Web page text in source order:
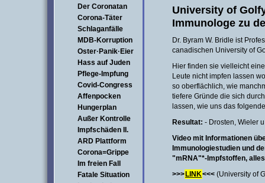
Der Coronatan
Corona-Täter
Schlaganfälle
MDB-Korruption
Oster·Panik·Eier
Hass auf Juden
Pflege-Impfung
Covid-Congress
Affenpocken
Hungerplan
Außer Kontrolle
Impfschäden II.
ARD Plattform
Corona=Grippe
Im freien Fall
Fatale Situation
University of
Immunologe zu
Dr. Byram W. Bridle ist
canadischen University of
Hier finden sie vielleicht
Leute nicht impfen lassen
so oberflächlich, wie
tiefere Gründe die sich
lassen, wie uns das
Resultat: - Drosten, Wieler
Video mit Informationen
Immunologiestudien und
"mRNA"*-Impfstoffen,
>>> LINK<<< (University of